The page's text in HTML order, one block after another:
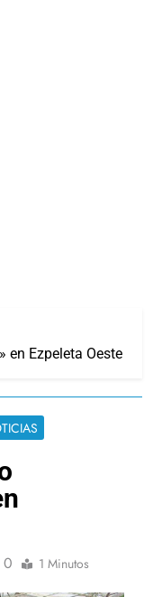
en Ezpeleta Oeste
0 1 Minutos